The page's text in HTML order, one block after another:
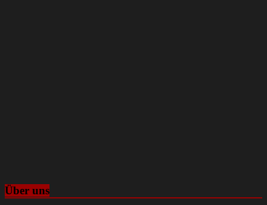
Über uns